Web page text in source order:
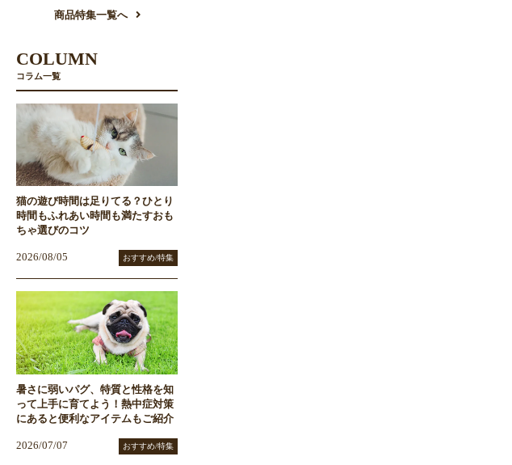
商品特集一覧へ
COLUMN
コラム一覧
猫の遊び時間は足りてる？ひとり
時間もふれあい時間も満たすおも
ちゃ選びのコツ
2026/08/05 おすすめ/特集
暑さに弱いパグ、特質と性格を知
って上手に育てよう！熱中症対策
にあると便利なアイテムもご紹介
2026/07/07 おすすめ/特集